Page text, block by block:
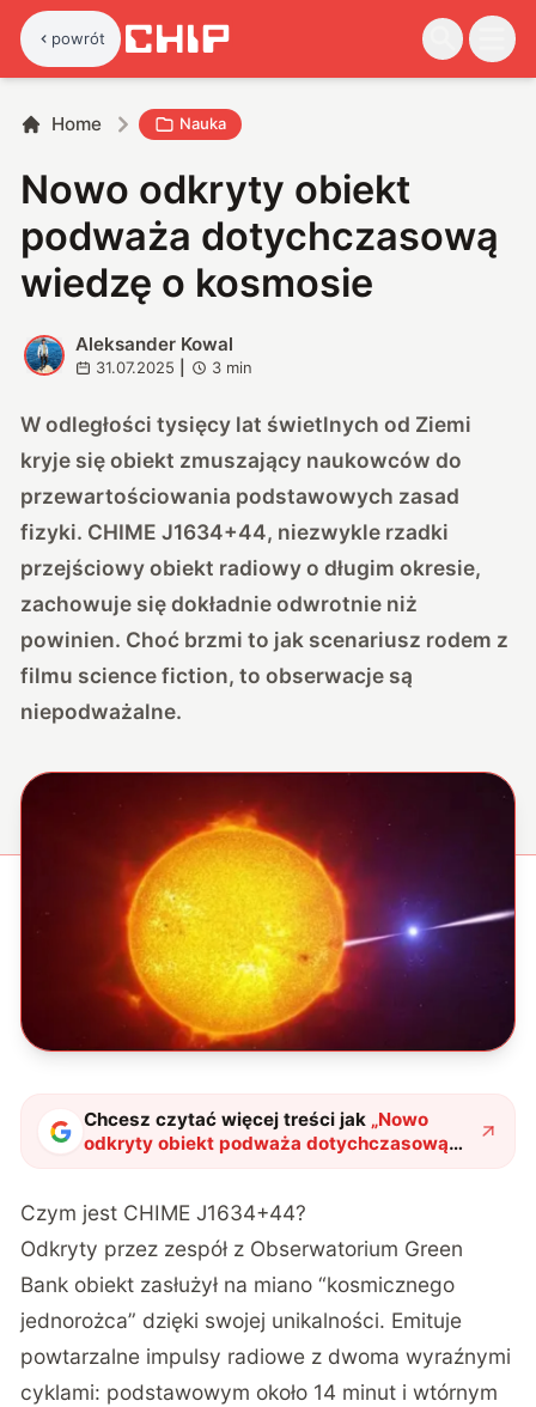
powrót
Home Nauka
Nowo odkryty obiekt
podważa dotychczasową
wiedzę o kosmosie
A
Aleksander Kowal
31.07.2025 3 min
W odległości tysięcy lat świetlnych od Ziemi
kryje się obiekt zmuszający naukowców do
przewartościowania podstawowych zasad
fizyki. CHIME J1634+44, niezwykle rzadki
przejściowy obiekt radiowy o długim okresie,
zachowuje się dokładnie odwrotnie niż
powinien. Choć brzmi to jak scenariusz rodem z
filmu science fiction, to obserwacje są
niepodważalne.
Chcesz czytać więcej treści jak „Nowo
odkryty obiekt podważa dotychczasową
wiedzę o kosmosie"?
Czym jest CHIME J1634+44?
Odkryty przez zespół z Obserwatorium Green
Bank obiekt zasłużył na miano “kosmicznego
jednorożca” dzięki swojej unikalności. Emituje
powtarzalne impulsy radiowe z dwoma wyraźnymi
cyklami: podstawowym około 14 minut i wtórnym